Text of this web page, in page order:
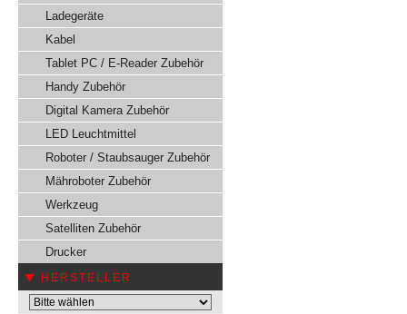
Ladegeräte
Kabel
Tablet PC / E-Reader Zubehör
Handy Zubehör
Digital Kamera Zubehör
LED Leuchtmittel
Roboter / Staubsauger Zubehör
Mähroboter Zubehör
Werkzeug
Satelliten Zubehör
Drucker
HERSTELLER